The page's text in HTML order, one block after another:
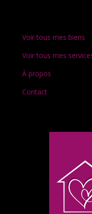
Voir tous mes biens
Voir tous mes
À propos
Contact